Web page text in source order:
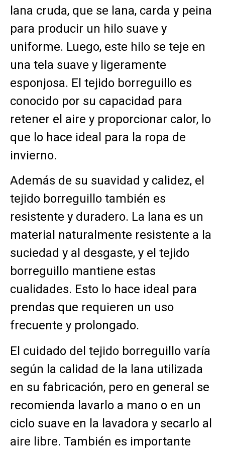
lana cruda, que se lana, carda y peina
para producir un hilo suave y
uniforme. Luego, este hilo se teje en
una tela suave y ligeramente
esponjosa. El tejido borreguillo es
conocido por su capacidad para
retener el aire y proporcionar calor, lo
que lo hace ideal para la ropa de
invierno.
Además de su suavidad y calidez, el
tejido borreguillo también es
resistente y duradero. La lana es un
material naturalmente resistente a la
suciedad y al desgaste, y el tejido
borreguillo mantiene estas
cualidades. Esto lo hace ideal para
prendas que requieren un uso
frecuente y prolongado.
El cuidado del tejido borreguillo varía
según la calidad de la lana utilizada
en su fabricación, pero en general se
recomienda lavarlo a mano o en un
ciclo suave en la lavadora y secarlo al
aire libre. También es importante